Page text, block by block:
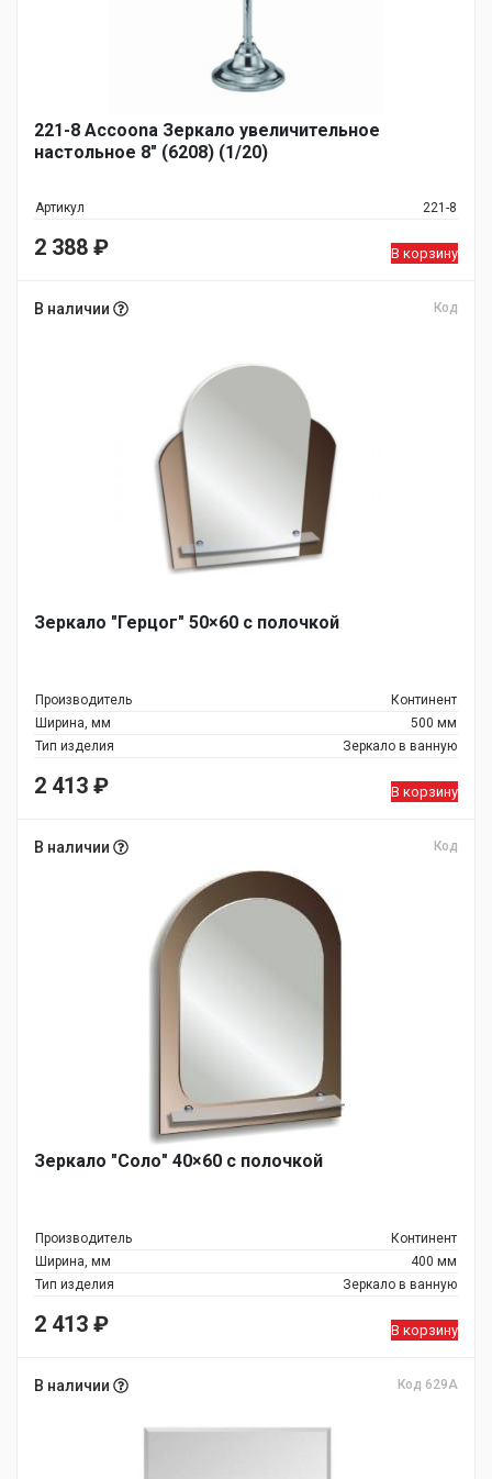
221-8 Accoona Зеркало увеличительное
настольное 8" (6208) (1/20)
Артикул 221-8
2 388 ₽ В корзину
В наличии Код
Зеркало "Герцог" 50×60 с полочкой
Производитель
Континент
Ширина, мм
500 мм
Тип изделия
Зеркало в ванную
2 413 ₽ В корзину
В наличии Код
Зеркало "Соло" 40×60 с полочкой
Производитель
Континент
Ширина, мм
400 мм
Тип изделия
Зеркало в ванную
2 413 ₽ В корзину
В наличии Код 629А